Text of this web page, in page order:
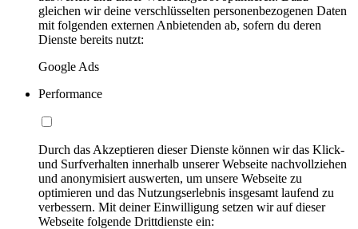
gleichen wir deine verschlüsselten personenbezogenen Daten
mit folgenden externen Anbietenden ab, sofern du deren
Dienste bereits nutzt:
Google Ads
Performance
Durch das Akzeptieren dieser Dienste können wir das Klick-
und Surfverhalten innerhalb unserer Webseite nachvollziehen
und anonymisiert auswerten, um unsere Webseite zu
optimieren und das Nutzungserlebnis insgesamt laufend zu
verbessern. Mit deiner Einwilligung setzen wir auf dieser
Webseite folgende Drittdienste ein: